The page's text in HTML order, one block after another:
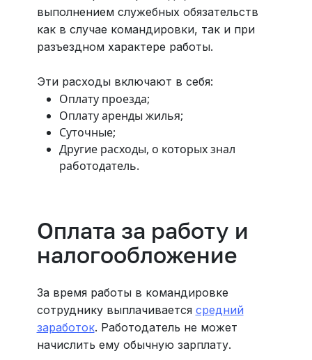
выполнением служебных обязательств
как в случае командировки, так и при
разъездном характере работы.
Эти расходы включают в себя:
Оплату проезда;
Оплату аренды жилья;
Суточные;
Другие расходы, о которых знал
работодатель.
Оплата за работу и
налогообложение
За время работы в командировке
сотруднику выплачивается средний
заработок. Работодатель не может
начислить ему обычную зарплату.